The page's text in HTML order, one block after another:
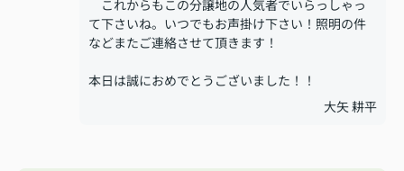
これからもこの分譲地の人気者でいらっしゃっ
て下さいね。いつでもお声掛け下さい！照明の件
などまたご連絡させて頂きます！
本日は誠におめでとうございました！！
大矢 耕平